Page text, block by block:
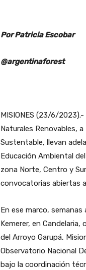
Por Patricia Escobar
@argentinaforest
MISIONES (23/6/
Naturales Renovables,
Sustentable, llevan
Educación Ambiental
zona Norte, Centro y
convocatorias abiertas
En ese marco,
Kemerer, en
del Arroyo Garupá,
Observatorio Nacional
bajo la coordinación